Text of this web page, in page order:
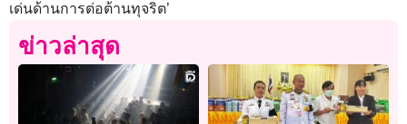
เด่นด้านการต่อต้านทุจริต’
ข่าวล่าสุด